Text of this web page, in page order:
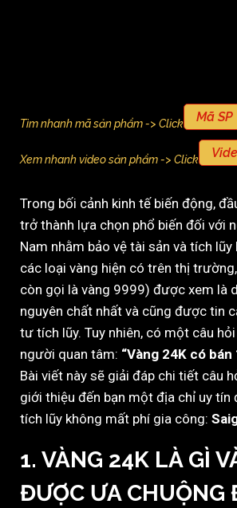
Tìm nhanh mã sản phẩm -> Click Mã SP
Xem nhanh video sản phẩm -> Click
Trong bối cảnh kinh tế biến động,
trở thành lựa chọn phổ biến đối với
Nam nhằm bảo vệ tài sản và tích
các loại vàng hiện có trên thị
còn gọi là vàng 9999) được xem là
nguyên chất nhất và cũng được tin
tư tích lũy. Tuy nhiên, có một câu
người quan tâm: “Vàng 24K có
Bài viết này sẽ giải đáp chi tiết câu
giới thiệu đến bạn một địa chỉ uy tín
tích lũy không mất phí gia công:
1. VÀNG 24K LÀ GÌ
ĐƯỢC ƯA CHUỘNG